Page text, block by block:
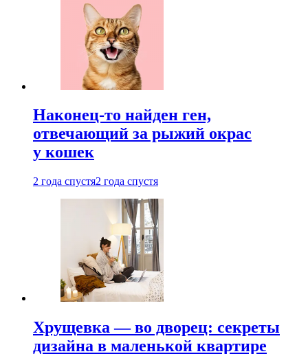
Наконец-то найден ген,
отвечающий за рыжий окрас
у кошек
2 года спустя2 года спустя
Хрущевка — во дворец: секреты
дизайна в маленькой квартире